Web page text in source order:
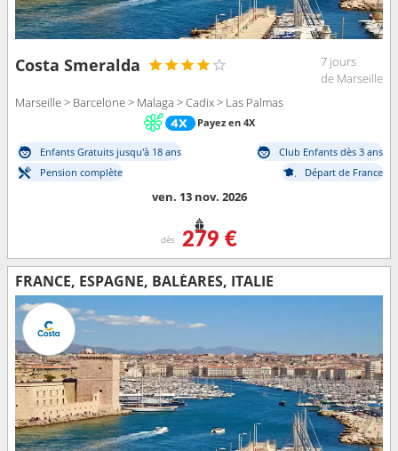
Costa Smeralda
7 jours
de Marseille
Marseille > Barcelone > Malaga > Cadix > Las Palmas
Payez en 4X
Enfants Gratuits jusqu'à 18 ans
Club Enfants dès 3 ans
Pension complète
Départ de France
ven. 13 nov. 2026
dès 279 €
FRANCE, ESPAGNE, BALÉARES, ITALIE